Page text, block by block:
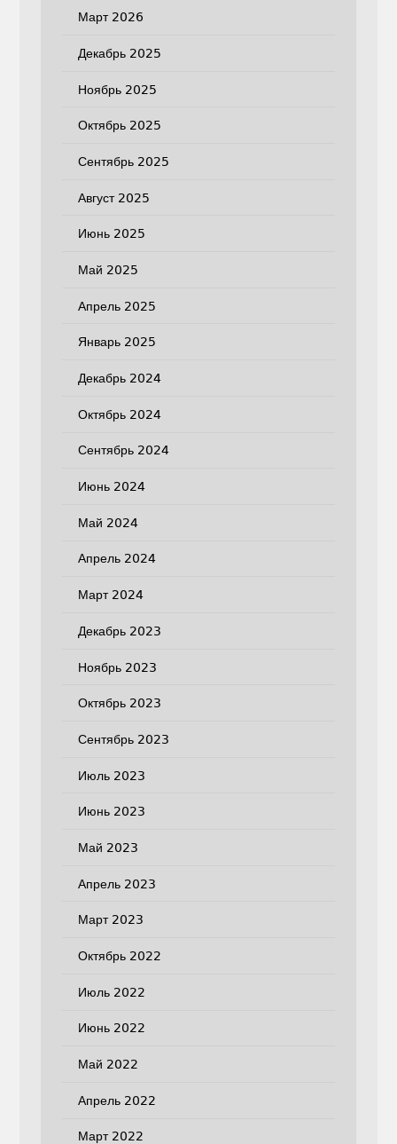
Март 2026
Декабрь 2025
Ноябрь 2025
Октябрь 2025
Сентябрь 2025
Август 2025
Июнь 2025
Май 2025
Апрель 2025
Январь 2025
Декабрь 2024
Октябрь 2024
Сентябрь 2024
Июнь 2024
Май 2024
Апрель 2024
Март 2024
Декабрь 2023
Ноябрь 2023
Октябрь 2023
Сентябрь 2023
Июль 2023
Июнь 2023
Май 2023
Апрель 2023
Март 2023
Октябрь 2022
Июль 2022
Июнь 2022
Май 2022
Апрель 2022
Март 2022